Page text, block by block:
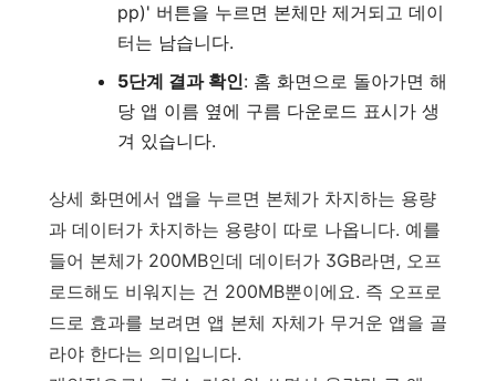
pp)' 버튼을 누르면 본체만 제거되고 데이
터는 남습니다.
5단계 결과 확인: 홈 화면으로 돌아가면 해
당 앱 이름 옆에 구름 다운로드 표시가 생
겨 있습니다.
상세 화면에서 앱을 누르면 본체가 차지하는 용량
과 데이터가 차지하는 용량이 따로 나옵니다. 예를
들어 본체가 200MB인데 데이터가 3GB라면, 오프
로드해도 비워지는 건 200MB뿐이에요. 즉 오프로
드로 효과를 보려면 앱 본체 자체가 무거운 앱을 골
라야 한다는 의미입니다.